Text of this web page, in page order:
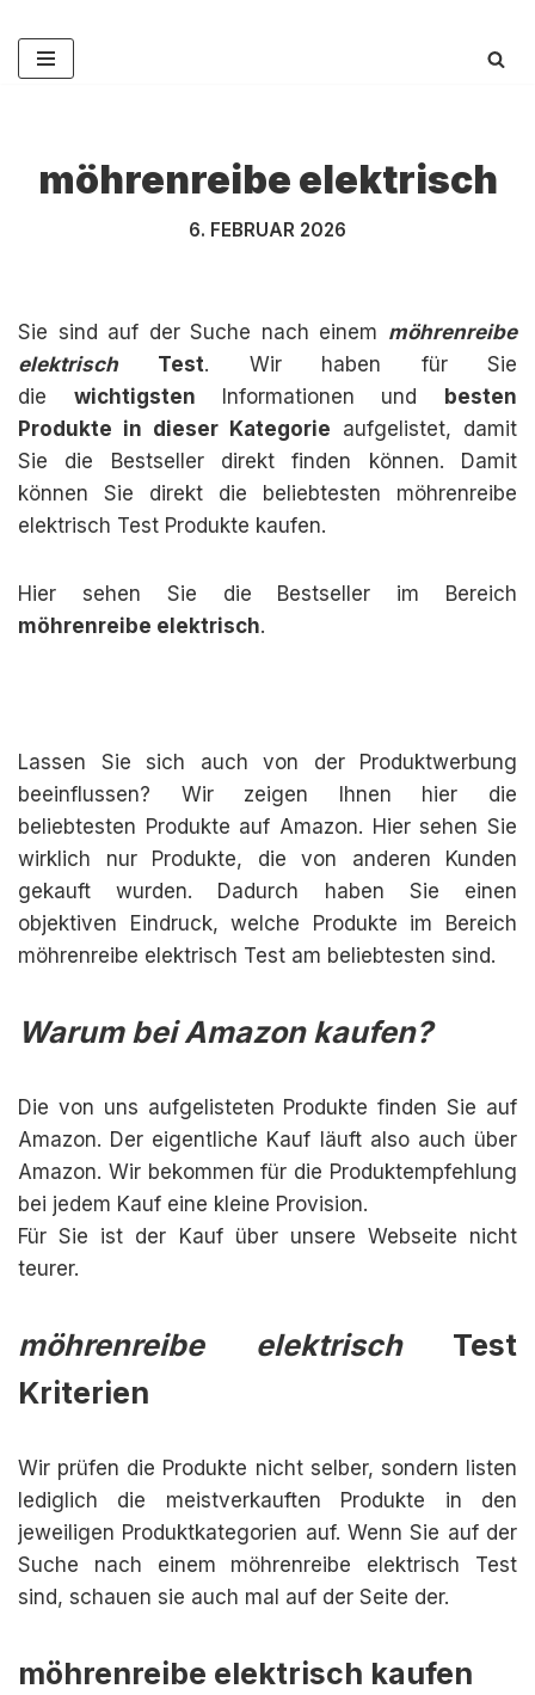
Zum
möhrenreibe elektrisch
6. FEBRUAR 2026
Sie sind auf der Suche nach einem möhrenreibe
elektrisch
Test. Wir haben für Sie
die wichtigsten Informationen und
besten
Produkte in dieser Kategorie aufgelistet, damit
Sie die Bestseller direkt finden können. Damit
können Sie direkt die beliebtesten möhrenreibe
elektrisch Test Produkte kaufen.
Hier sehen Sie die Bestseller im Bereich
möhrenreibe elektrisch.
Lassen Sie sich auch von der Produktwerbung
beeinflussen? Wir zeigen Ihnen hier die
beliebtesten Produkte auf Amazon. Hier sehen Sie
wirklich nur Produkte, die von anderen Kunden
gekauft wurden. Dadurch haben Sie einen
objektiven Eindruck, welche Produkte im Bereich
möhrenreibe elektrisch Test am beliebtesten sind.
Warum bei Amazon kaufen?
Die von uns aufgelisteten Produkte finden Sie auf
Amazon. Der eigentliche Kauf läuft also auch über
Amazon. Wir bekommen für die Produktempfehlung
bei jedem Kauf eine kleine Provision.
Für Sie ist der Kauf über unsere Webseite nicht
teurer.
möhrenreibe elektrischTest
Kriterien
Wir prüfen die Produkte nicht selber, sondern listen
lediglich die meistverkauften Produkte in den
jeweiligen Produktkategorien auf. Wenn Sie auf der
Suche nach einem möhrenreibe elektrisch Test
sind, schauen sie auch mal auf der Seite der.
möhrenreibe elektrisch kaufen